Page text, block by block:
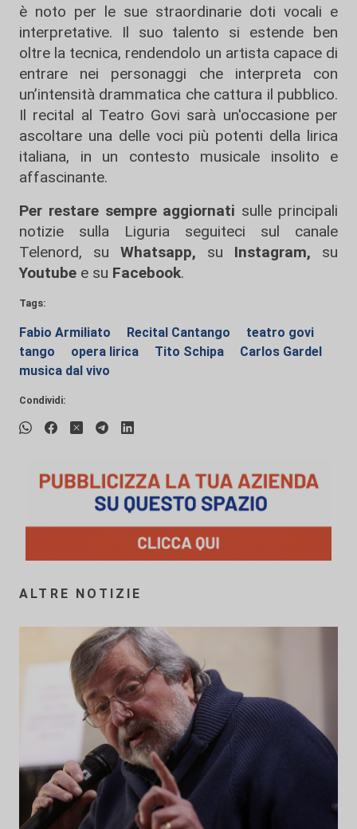
è noto per le sue straordinarie doti vocali e
interpretative. Il suo talento si estende ben
oltre la tecnica, rendendolo un artista capace di
entrare nei personaggi che interpreta con
un’intensità drammatica che cattura il pubblico.
Il recital al Teatro Govi sarà un'occasione per
ascoltare una delle voci più potenti della lirica
italiana, in un contesto musicale insolito e
affascinante.
Per restare sempre aggiornati sulle principali
notizie sulla Liguria seguiteci sul canale
Telenord, su
Whatsapp, su Instagram, su
Youtube e su Facebook.
Tags:
Fabio Armiliato Recital Cantango
teatro govi
tango
opera lirica Tito Schipa
Carlos Gardel
musica dal vivo
Condividi:
ALTRE NOTIZIE